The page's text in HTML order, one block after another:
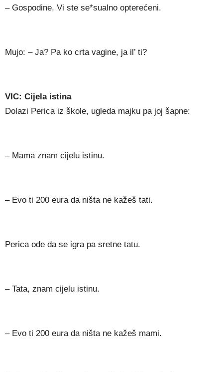
– Gospodine, Vi ste se*sualno opterećeni.
Mujo: – Ja? Pa ko crta vagine, ja il’ ti?
VIC: Cijela istina
Dolazi Perica iz škole, ugleda majku pa joj šapne:
– Mama znam cijelu istinu.
– Evo ti 200 eura da ništa ne kažeš tati.
Perica ode da se igra pa sretne tatu.
– Tata, znam cijelu istinu.
– Evo ti 200 eura da ništa ne kažeš mami.